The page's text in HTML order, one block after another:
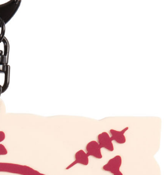
7-11取貨付款
每筆NT$65，滿NT$1,300(含以上)免運費
付款後7-11取貨
每筆NT$65，滿NT$1,300(含以上)免運費
宅配-木棉花樂園專用
宅配-離島(澎湖/金門/馬祖)-木棉花樂園專用
每筆NT$220
黑貓宅配-貨到付款